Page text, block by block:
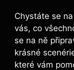
Chystáte se
vás, co
se na ně
krásné
které vám